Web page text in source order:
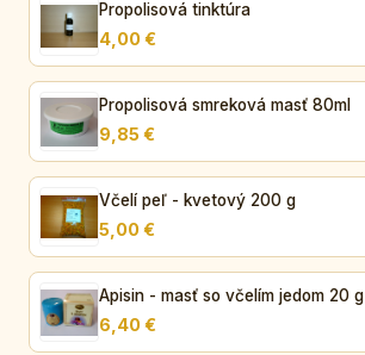
Propolisová tinktúra
4,00 €
Propolisová smreková masť 80ml
9,85 €
Včelí peľ - kvetový 200 g
5,00 €
Apisin - masť so včelím jedom 20 g
6,40 €